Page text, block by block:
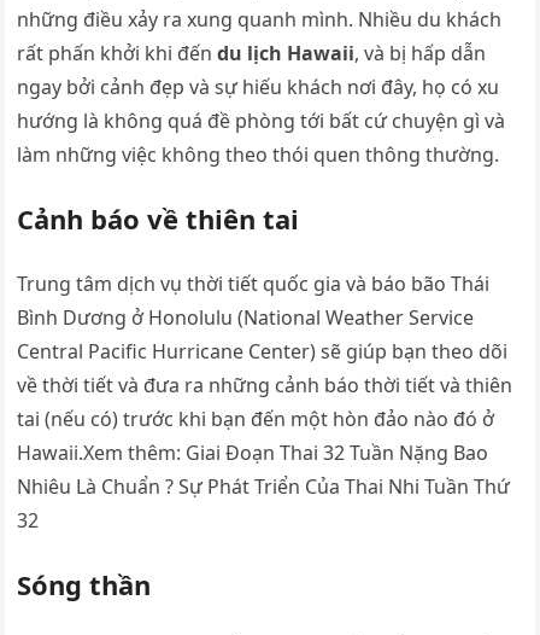
những điều xảy ra xung quanh mình. Nhiều du khách
rất phấn khởi khi đếndu lịch Hawaii, và bị hấp dẫn
ngay bởi cảnh đẹp và sự hiếu khách nơi đây, họ có xu
hướng là không quá đề phòng tới bất cứ chuyện gì và
làm những việc không theo thói quen thông thường.
Cảnh báo về thiên tai
Trung tâm dịch vụ thời tiết quốc gia và báo bão Thái
Bình Dương ở Honolulu (National Weather Service
Central Pacific Hurricane Center) sẽ giúp bạn theo dõi
về thời tiết và đưa ra những cảnh báo thời tiết và thiên
tai (nếu có) trước khi bạn đến một hòn đảo nào đó ở
Hawaii.Xem thêm: Giai Đoạn Thai 32 Tuần Nặng Bao
Nhiêu Là Chuẩn ? Sự Phát Triển Của Thai Nhi Tuần Thứ
32
Sóng thần